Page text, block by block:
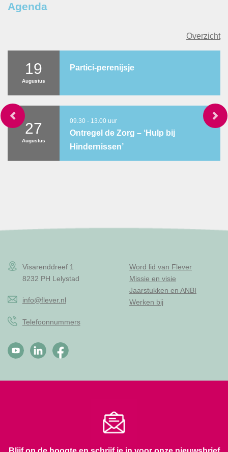
Agenda
Overzicht
19
Augustus
Partici-perenijsje
27
Augustus
09.30 - 13.00 uur
Ontregel de Zorg – ‘Hulp bij
Hindernissen’
Visarenddreef 1
8232 PH Lelystad
info@flever.nl
Telefoonnummers
Word lid van Flever
Missie en visie
Jaarstukken en ANBI
Werken bij